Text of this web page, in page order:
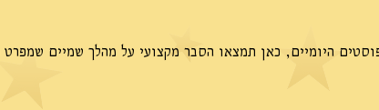
היומיים, כאן תמצאו הסבר מקצועי על מהלך שמיים